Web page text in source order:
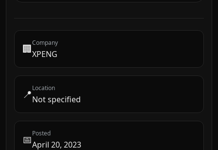
🏢Company
XPENG
📍Location
Not specified
📅Posted
April 20, 2023